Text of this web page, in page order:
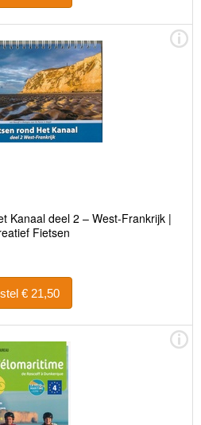
Kanaal deel 2 – West-Frankrijk |
Fietsen
Bestel € 21,50